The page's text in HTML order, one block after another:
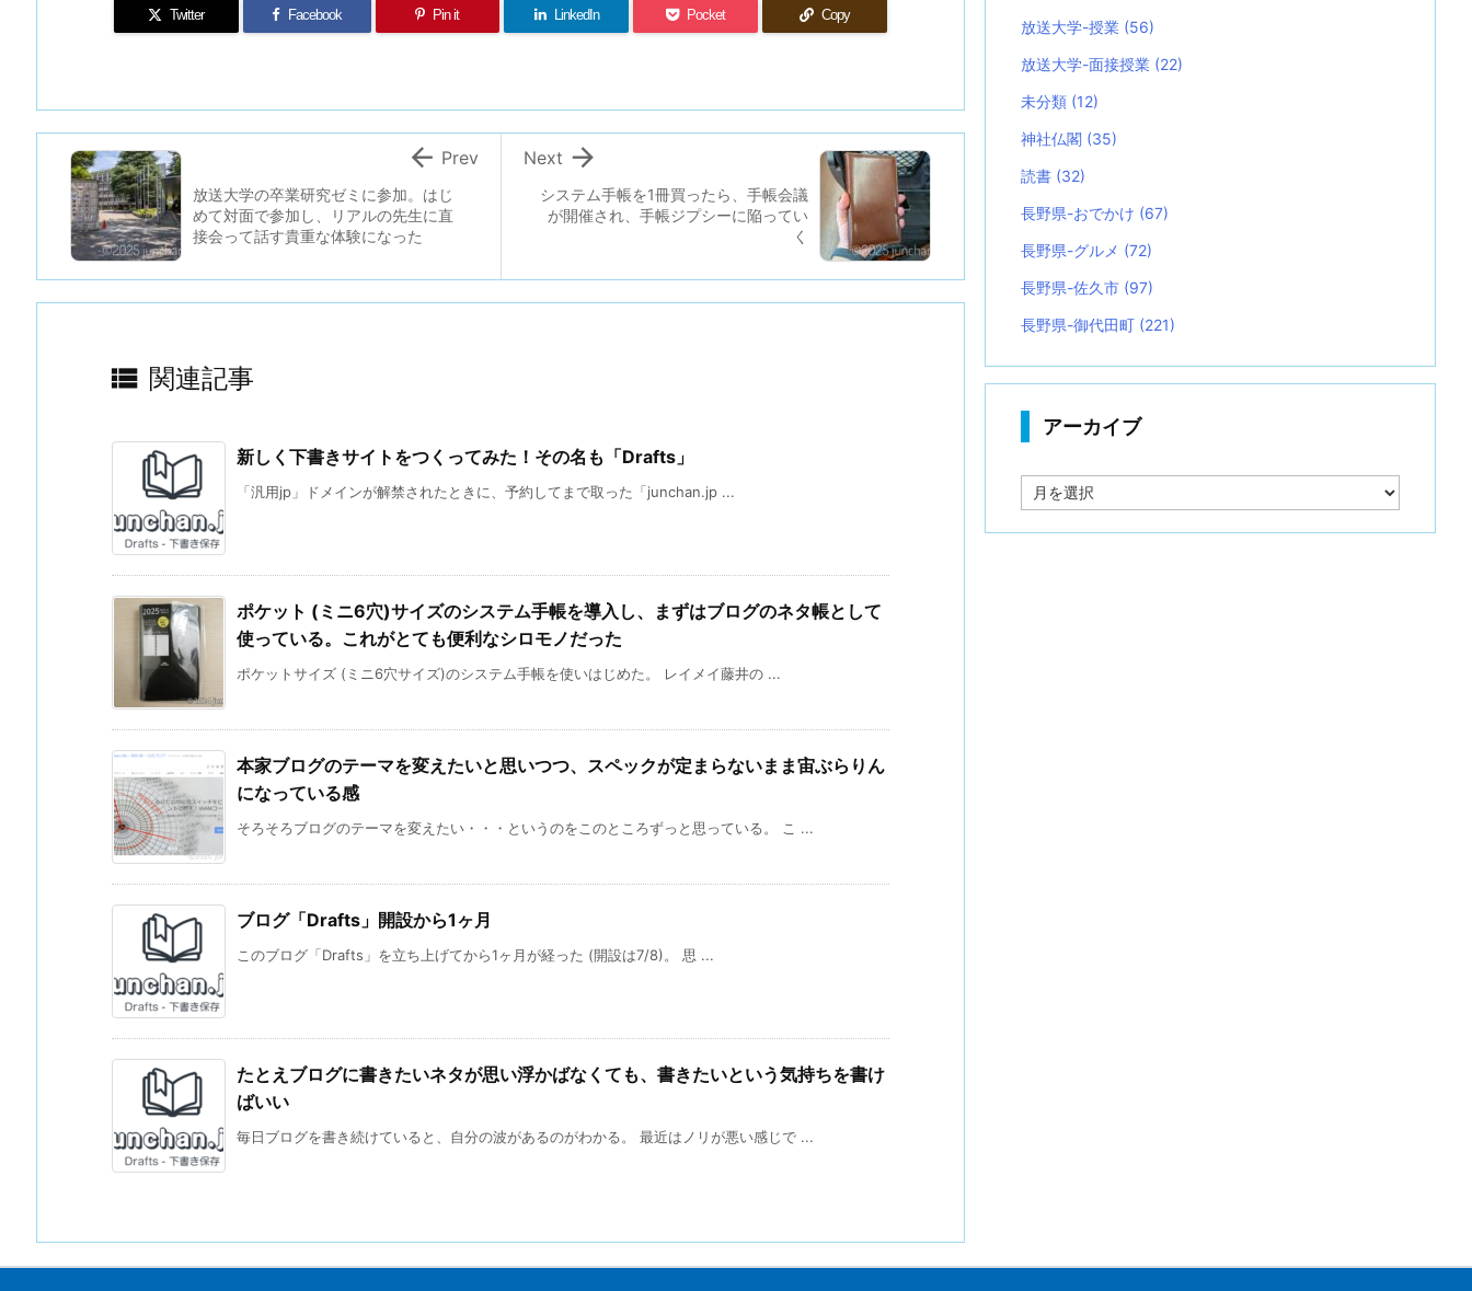
Twitter Facebook Pin it LinkedIn Pocket Copy
システム手帳を1冊買ったら、手帳会議
が開催され、手帳ジプシーに陥ってい
く

Next
放送大学の卒業研究ゼミに参加。はじ
めて対面で参加し、リアルの先生に直
接会って話す貴重な体験になった
 Prev
 関連記事
新しく下書きサイトをつくってみた！その名も「Drafts」
「汎用jp」ドメインが解禁されたときに、予約してまで取った「junchan.jp ...
ポケット (ミニ6穴)サイズのシステム手帳を導入し、まずはブログのネタ帳として
使っている。これがとても便利なシロモノだった
ポケットサイズ (ミニ6穴サイズ)のシステム手帳を使いはじめた。 レイメイ藤井の ...
本家ブログのテーマを変えたいと思いつつ、スペックが定まらないまま宙ぶらりん
になっている感
そろそろブログのテーマを変えたい・・・というのをこのところずっと思っている。 こ ...
ブログ「Drafts」開設から1ヶ月
このブログ「Drafts」を立ち上げてから1ヶ月が経った (開設は7/8)。 思 ...
たとえブログに書きたいネタが思い浮かばなくても、書きたいという気持ちを書け
ばいい
毎日ブログを書き続けていると、自分の波があるのがわかる。 最近はノリが悪い感じで ...
放送大学-授業 (56)
放送大学-面接授業 (22)
未分類 (12)
神社仏閣 (35)
読書 (32)
長野県-おでかけ (67)
長野県-グルメ (72)
長野県-佐久市 (97)
長野県-御代田町 (221)
アーカイブ
ー